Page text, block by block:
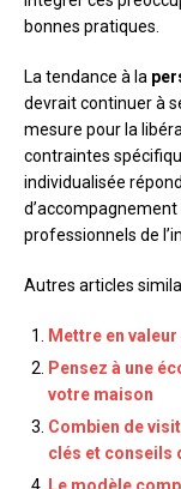
bonnes pratiques.
La tendance à la
devrait continuer à
mesure pour la
contraintes
individualisée
professionnels de
Autres articles
Mettre en
Pensez à une
votre maison
Combien de
clés et conseils